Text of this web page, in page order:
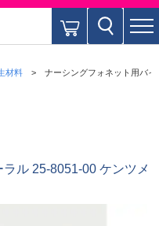
材料 ナーシングフォネット用バ
ル 25-8051-00 ケンツメ